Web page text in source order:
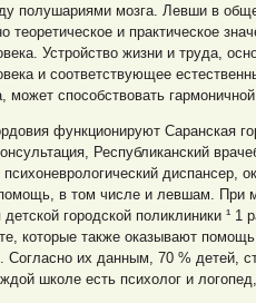
полушариями мозга. Левши в
теоретическое и практическое
Устройство жизни и труда,
и соответствующее
может способствовать
функционируют Саранская
Республиканский
психоневрологический диспансер,
в том числе и левшам. При
городской поликлиники ¹ 1
которые также оказывают
Согласно их данным, 70 % детей,
школе есть психолог и